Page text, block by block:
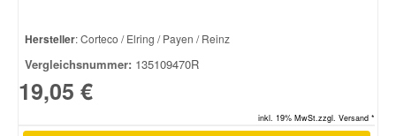
Hersteller: Corteco / Elring / Payen / Reinz
Vergleichsnummer: 135109470R
19,05 €
inkl. 19% MwSt.zzgl. Versand *